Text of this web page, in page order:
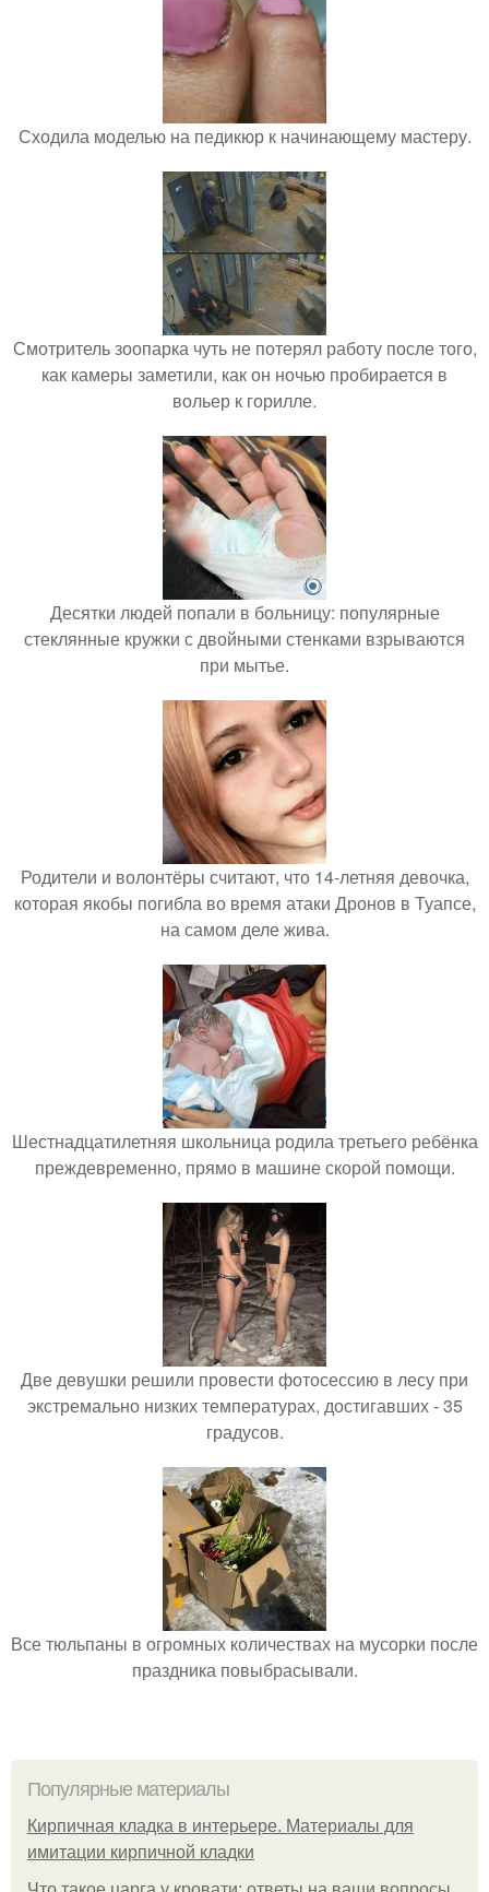
Сходила моделью на педикюр к начинающему мастеру.
Смотритель зоопарка чуть не потерял работу после того,
как камеры заметили, как он ночью пробирается в
вольер к горилле.
Десятки людей попали в больницу: популярные
стеклянные кружки с двойными стенками взрываются
при мытье.
Родители и волонтёры считают, что 14-летняя девочка,
которая якобы погибла во время атаки Дронов в Туапсе,
на самом деле жива.
Шестнадцатилетняя школьница родила третьего ребёнка
преждевременно, прямо в машине скорой помощи.
Две девушки решили провести фотосессию в лесу при
экстремально низких температурах, достигавших - 35
градусов.
Все тюльпаны в огромных количествах на мусорки после
праздника повыбрасывали.
Популярные материалы
Кирпичная кладка в интерьере. Материалы для
имитации кирпичной кладки